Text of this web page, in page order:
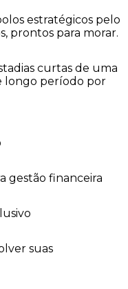
estratégicos pelo
prontos para morar.
curtas de uma
longo período por
gestão financeira
suas